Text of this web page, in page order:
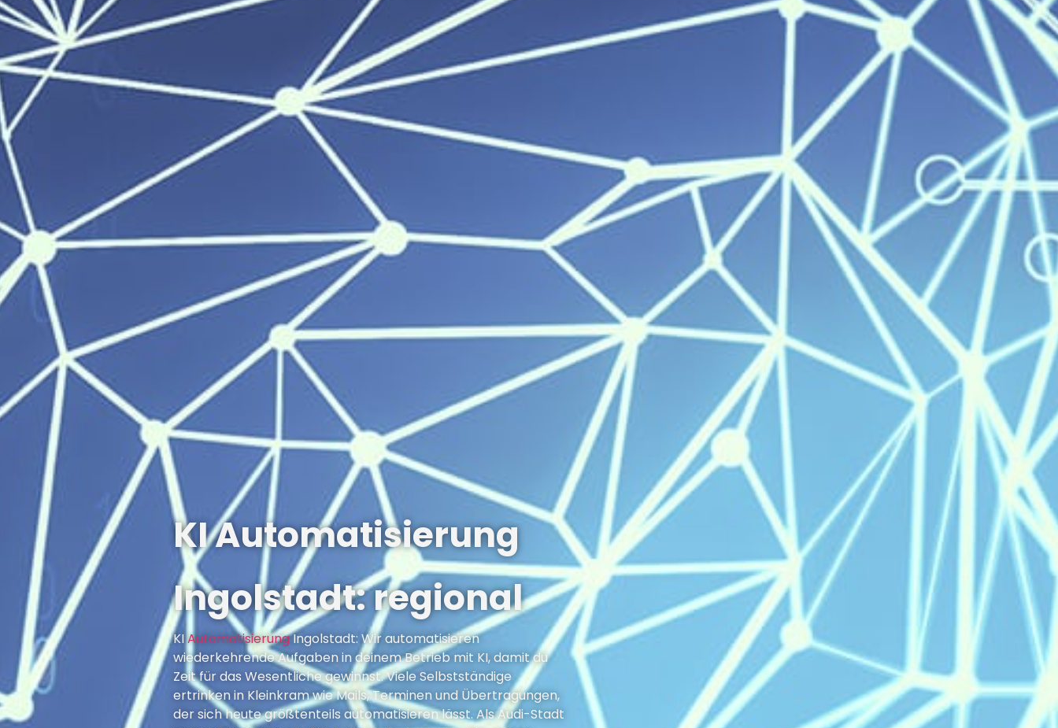
KI Automatisierung
Ingolstadt: regional
KIAutomatisierungIngolstadt: Wir automatisieren
wiederkehrende Aufgaben in deinem Betrieb mit KI, damit du
Zeit für das Wesentliche gewinnst. Viele Selbstständige
ertrinken in Kleinkram wie Mails, Terminen und Übertragungen,
der sich heute größtenteils automatisieren lässt. Als Audi-Stadt